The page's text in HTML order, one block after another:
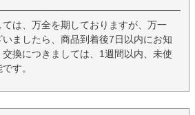
は、万全を期しておりますが、万一
ましたら、商品到着後7日以内にお知
換につきましては、1週間以内、未使
す。